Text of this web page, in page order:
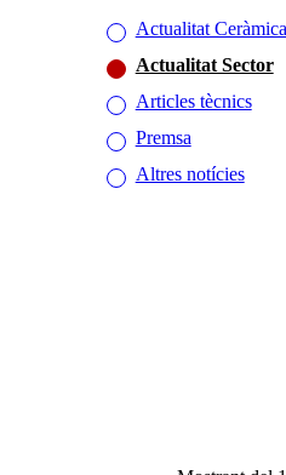
Actualitat
Actualitat Sector
Articles tècnics
Premsa
Altres notícies